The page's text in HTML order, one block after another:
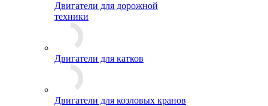
Двигатели для дорожной
техники
Двигатели для катков
Двигатели для козловых кранов